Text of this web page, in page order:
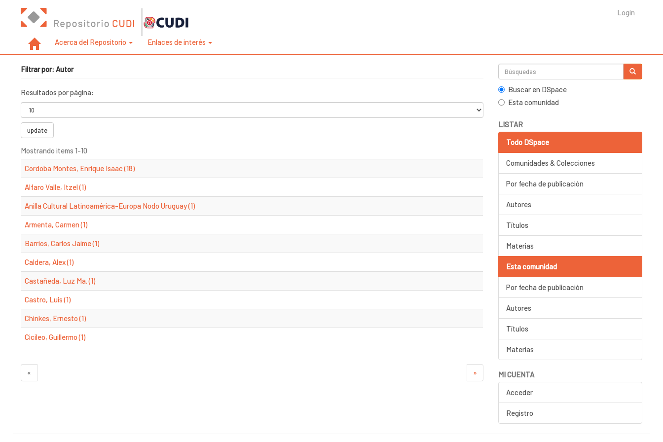
Login
Acerca del Repositorio Enlaces de interés
Filtrar por: Autor
Resultados por página:
update
Mostrando items 1-10
Cordoba Montes, Enrique Isaac (18)
Alfaro Valle, Itzel (1)
Anilla Cultural Latinoamérica-Europa Nodo Uruguay (1)
Armenta, Carmen (1)
Barrios, Carlos Jaime (1)
Caldera, Alex (1)
Castañeda, Luz Ma. (1)
Castro, Luis (1)
Chinkes, Ernesto (1)
Cicileo, Guillermo (1)
« »
Buscar en DSpace
Esta comunidad
LISTAR
Todo DSpace
Comunidades & Colecciones
Por fecha de publicación
Autores
Títulos
Materias
Esta comunidad
Por fecha de publicación
Autores
Títulos
Materias
MI CUENTA
Acceder
Registro